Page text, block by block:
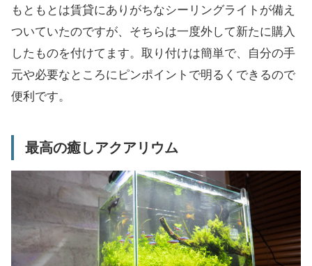
もともとは賃貸にありがちなシーリングライトが備え
ついていたのですが、そちらは一度外して新たに購入
したものを付けてます。取り付けは簡単で、自分の手
元や必要なところにピンポイントで明るくできるので
便利です。
最高の癒しアクアリウム